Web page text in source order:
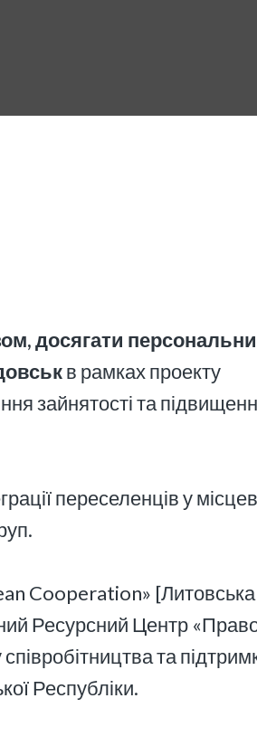
досягати
в рамках проекту
зайнятості та
переселенців у
Cooperation» [Литовська
Ресурсний Центр
та
Республіки.